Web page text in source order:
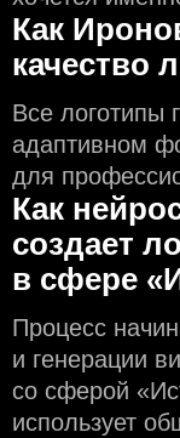
Как
качество
Все логотипы
адаптивном
для
Как
создаeт
в сфере
Процесс
и генерации
со сферой
использует